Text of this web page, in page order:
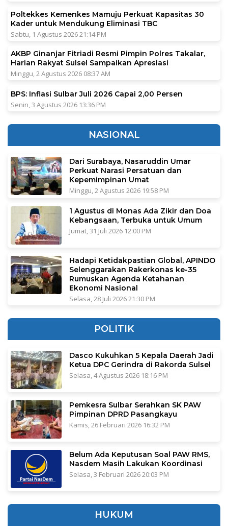
Poltekkes Kemenkes Mamuju Perkuat Kapasitas 30
Kader untuk Mendukung Eliminasi TBC
Sabtu, 1 Agustus 2026 21:14 PM
AKBP Ginanjar Fitriadi Resmi Pimpin Polres Takalar,
Harian Rakyat Sulsel Sampaikan Apresiasi
Minggu, 2 Agustus 2026 08:37 AM
BPS: Inflasi Sulbar Juli 2026 Capai 2,00 Persen
Senin, 3 Agustus 2026 13:36 PM
NASIONAL
Dari Surabaya, Nasaruddin Umar
Perkuat Narasi Persatuan dan
Kepemimpinan Umat
Minggu, 2 Agustus 2026 19:58 PM
1 Agustus di Monas Ada Zikir dan Doa
Kebangsaan, Terbuka untuk Umum
Jumat, 31 Juli 2026 12:00 PM
Hadapi Ketidakpastian Global, APINDO
Selenggarakan Rakerkonas ke-35
Rumuskan Agenda Ketahanan
Ekonomi Nasional
Selasa, 28 Juli 2026 21:30 PM
POLITIK
Dasco Kukuhkan 5 Kepala Daerah Jadi
Ketua DPC Gerindra di Rakorda Sulsel
Selasa, 4 Agustus 2026 18:16 PM
Pemkesra Sulbar Serahkan SK PAW
Pimpinan DPRD Pasangkayu
Kamis, 26 Februari 2026 16:32 PM
Belum Ada Keputusan Soal PAW RMS,
Nasdem Masih Lakukan Koordinasi
Selasa, 3 Februari 2026 20:03 PM
HUKUM